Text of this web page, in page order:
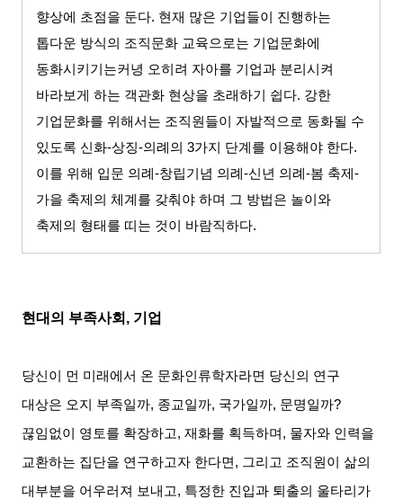
향상에 초점을 둔다. 현재 많은 기업들이 진행하는
톱다운 방식의 조직문화 교육으로는 기업문화에
동화시키기는커녕 오히려 자아를 기업과 분리시켜
바라보게 하는 객관화 현상을 초래하기 쉽다. 강한
기업문화를 위해서는 조직원들이 자발적으로 동화될 수
있도록 신화-상징-의례의 3가지 단계를 이용해야 한다.
이를 위해 입문 의례-창립기념 의례-신년 의례-봄 축제-
가을 축제의 체계를 갖춰야 하며 그 방법은 놀이와
축제의 형태를 띠는 것이 바람직하다.
현대의 부족사회 , 기업
당신이 먼 미래에서 온 문화인류학자라면 당신의 연구
대상은 오지 부족일까, 종교일까, 국가일까, 문명일까?
끊임없이 영토를 확장하고,재화를 획득하며 , 물자와 인력을
교환하는 집단을 연구하고자 한다면 , 그리고 조직원이 삶의
대부분을 어우러져 보내고, 특정한 진입과 퇴출의 울타리가